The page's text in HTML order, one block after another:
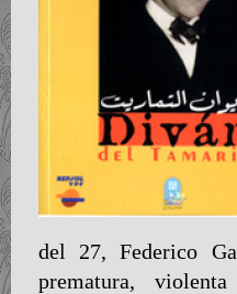
del 27, Federico
prematura, violenta